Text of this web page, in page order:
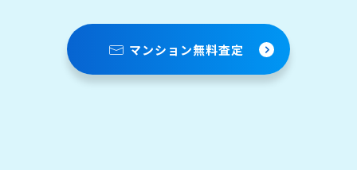
マンション無料査定